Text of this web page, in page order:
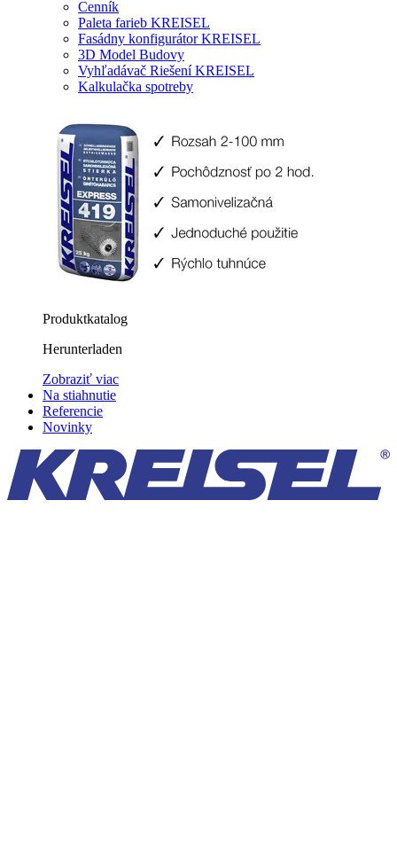
Cenník
Paleta farieb KREISEL
Fasádny konfigurátor KREISEL
3D Model Budovy
Vyhľadávač Riešení KREISEL
Kalkulačka spotreby
Produktkatalog
Herunterladen
Zobraziť viac
Na stiahnutie
Referencie
Novinky